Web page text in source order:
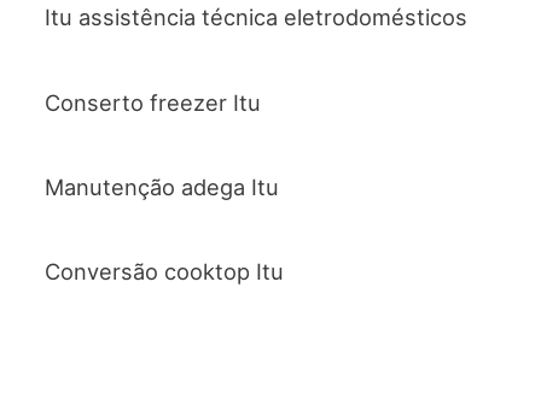
Itu assistência técnica eletrodomésticos
Conserto freezer Itu
Manutenção adega Itu
Conversão cooktop Itu